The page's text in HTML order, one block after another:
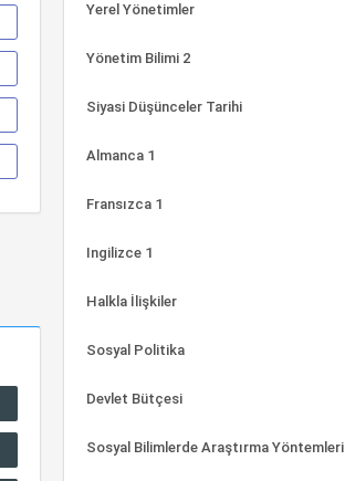
Yerel Yönetimler
Yönetim Bilimi 2
Siyasi Düşünceler Tarihi
Almanca 1
Fransızca 1
Ingilizce 1
Halkla İlişkiler
Sosyal Politika
Devlet Bütçesi
Sosyal Bilimlerde Araştırma Yöntemleri